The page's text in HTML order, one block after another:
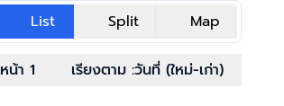
List Split Map
หน้า 1 เรียงตาม :วันที่ (ใหม่-เก่า)